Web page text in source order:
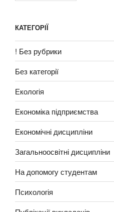
КАТЕГОРІЇ
! Без рубрики
Без категорії
Екологія
Економіка підприємства
Економічні дисципліни
Загальноосвітні дисципліни
На допомогу студентам
Психологія